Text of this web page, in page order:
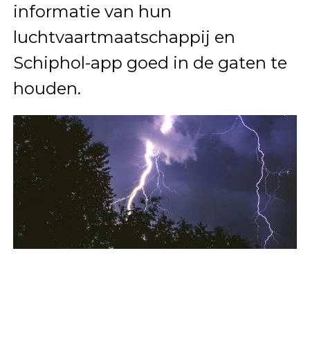
informatie van hun
luchtvaartmaatschappij en
Schiphol-app goed in de gaten te
houden.